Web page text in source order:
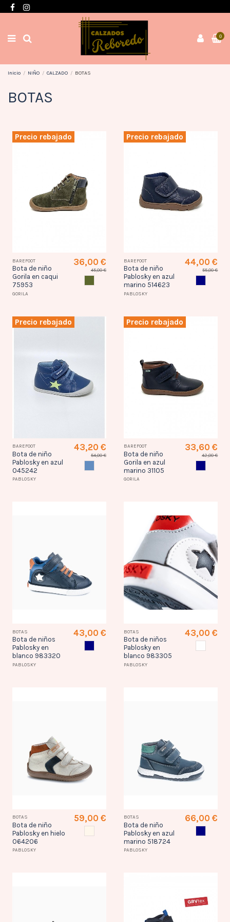
0
Inicio NIÑO CALZADO BOTAS
BOTAS
Precio rebajado
BAREFOOT
Bota de niño
Gorila en caqui
75953
GORILA
36,00 €
45,00 €
Precio rebajado
BAREFOOT
Bota de niño
Pablosky en azul
marino 514623
PABLOSKY
44,00 €
55,00 €
Precio rebajado
BAREFOOT
Bota de niño
Pablosky en azul
045242
PABLOSKY
43,20 €
54,00 €
Precio rebajado
BAREFOOT
Bota de niño
Gorila en azul
marino 31105
GORILA
33,60 €
42,00 €
BOTAS
Bota de niños
Pablosky en
blanco 983320
PABLOSKY
43,00 €
AZUL MARINO
BOTAS
Bota de niños
Pablosky en
blanco 983305
PABLOSKY
43,00 €
BOTAS
Bota de niño
Pablosky en hielo
064206
PABLOSKY
59,00 € BOTAS
Bota de niño
Pablosky en azul
marino 518724
PABLOSKY
66,00 €